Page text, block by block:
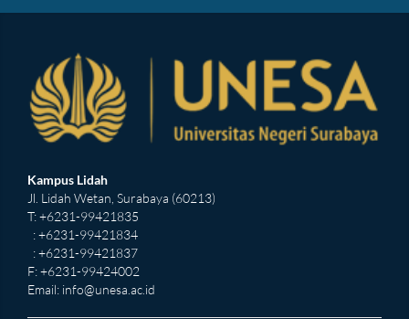
Kampus Lidah
Jl. Lidah Wetan, Surabaya (60213)
T: +6231-99421835
: +6231-99421834
: +6231-99421837
F: +6231-99424002
Email: info@unesa.ac.id